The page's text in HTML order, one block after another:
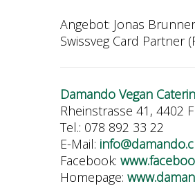
Angebot: Jonas
Swissveg Card Partner
Damando Vegan
Rheinstrasse 41, 4402
Tel.: 078 892 33 22
E-Mail:
Facebook:
Homepage: